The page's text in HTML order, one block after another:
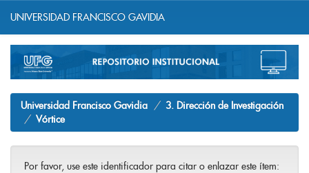
navigation
UNIVERSIDAD FRANCISCO GAVIDIA
Universidad Francisco Gavidia
3. Dirección de Investigación
Vórtice
Por favor, use este identificador para citar o enlazar este ítem: